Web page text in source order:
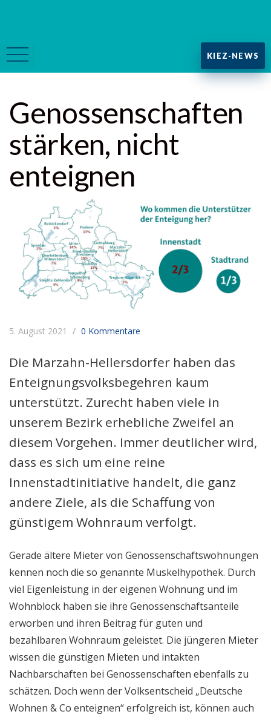
KIEZ-NEWS
Genossenschaften
stärken, nicht
enteignen
5. August 2021 0 Kommentare
Die Marzahn-Hellersdorfer haben das
Enteignungsvolksbegehren kaum
unterstützt. Zurecht haben viele in
unserem Bezirk erhebliche Zweifel an
diesem Vorgehen. Immer deutlicher wird,
dass es sich um eine reine
Innenstadtinitiative handelt, die ganz
andere Ziele, als die Schaffung von
günstigem Wohnraum verfolgt.
Gerade ältere Mieter von Genossenschaftswohnungen
kennen noch die so genannte Muskelhypothek. Durch
viel Eigenleistung in der eigenen Wohnung und im
Wohnblock haben sie ihre Genossenschaftsanteile
erworben und ihren Beitrag für guten und
bezahlbaren Wohnraum geleistet. Die jüngeren Mieter
wissen die günstigen Mieten und intakten
Nachbarschaften bei Genossenschaften ebenfalls zu
schätzen. Doch wenn der Volksentscheid „Deutsche
Wohnen & Co enteignen“ erfolgreich ist, können auch